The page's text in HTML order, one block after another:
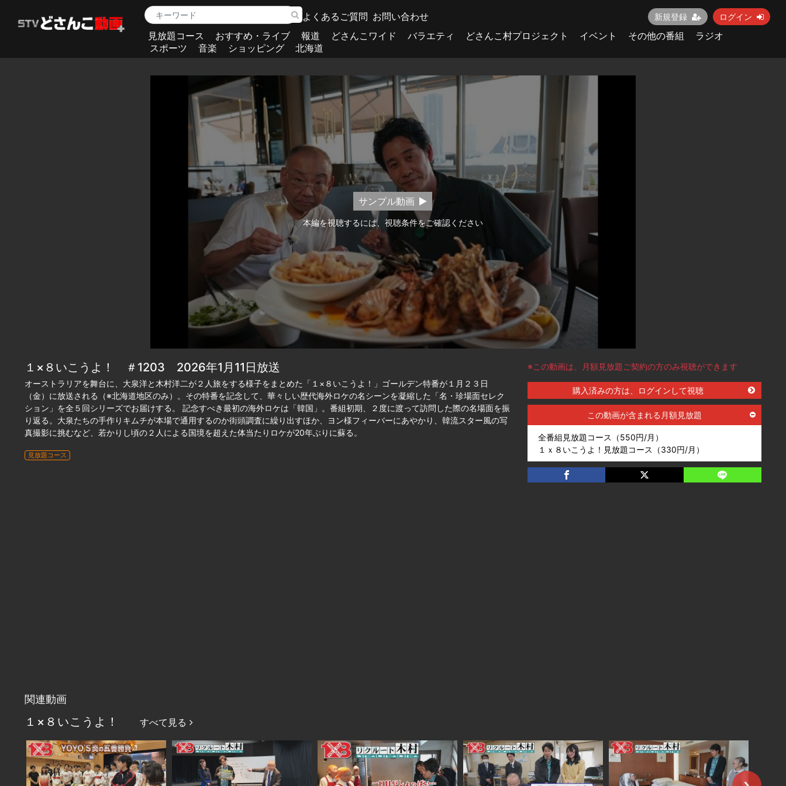
よくあるご質問 お問い合わせ 新規登録 ログイン
見放題コース おすすめ・ライブ 報道 どさんこワイド バラエティ どさんこ村プロジェクト イベント その他の番組
ラジオ
スポーツ
音楽 ショッピング 北海道
サンプル動画
本編を視聴するには、視聴条件をご確認ください
１×８いこうよ！ ＃1203 2026年1月11日放送
オーストラリアを舞台に、大泉洋と木村洋二が２人旅をする様子をまとめた「１×８いこうよ！」ゴールデン特番が１月２３日
（金）に放送される（※北海道地区のみ）。その特番を記念して、華々しい歴代海外ロケの名シーンを凝縮した「名・珍場面セレク
ション」を全５回シリーズでお届けする。 記念すべき最初の海外ロケは「韓国」。番組初期、２度に渡って訪問した際の名場面を振
り返る。大泉たちの手作りキムチが本場で通用するのか街頭調査に繰り出すほか、ヨン様フィーバーにあやかり、韓流スター風の写
真撮影に挑むなど、若かりし頃の２人による国境を超えた体当たりロケが20年ぶりに蘇る。
見放題コース
※この動画は、月額見放題ご契約の方のみ視聴ができます
購入済みの方は、ログインして視聴
この動画が含まれる月額見放題
全番組見放題コース（550円/月）
１ｘ８いこうよ！見放題コース（330円/月）
関連動画
１×８いこうよ！ すべて見る